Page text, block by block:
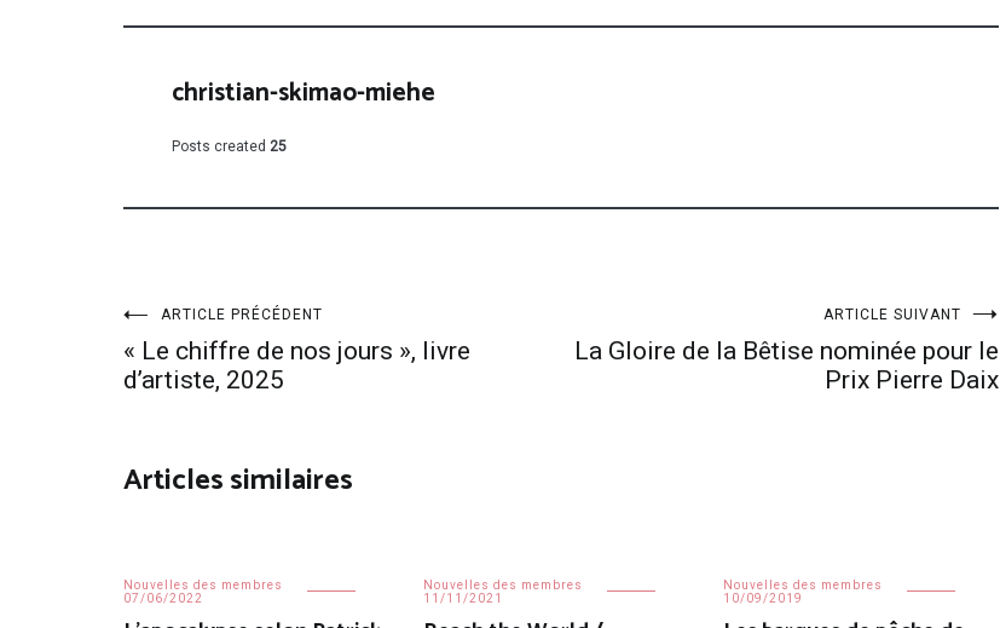
christian-skimao-miehe
Posts created 25
Navigation
de
l’article
ARTICLE PRÉCÉDENT
« Le chiffre de nos jours », livre
d’artiste, 2025
ARTICLE SUIVANT
La Gloire de la Bêtise nominée pour le
Prix Pierre Daix
Articles similaires
Nouvelles des membres
07/06/2022
Nouvelles des membres
11/11/2021
Nouvelles des membres
10/09/2019